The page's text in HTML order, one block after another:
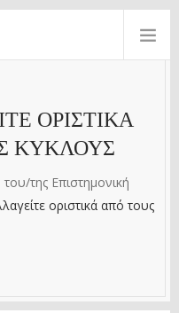
ΟΡΙΣΤΙΚΆ
ΚΎΚΛΟΥΣ
της Επιστημονική
οριστικά από τους